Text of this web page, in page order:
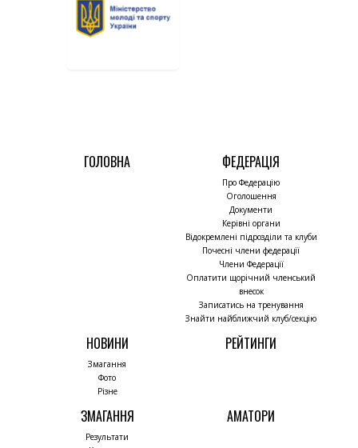
ГОЛОВНА ФЕДЕРАЦІЯ
Про Федерацію
Оголошення
Документи
Керівні органи
Відокремлені підрозділи та клуби
Почесні члени федерації
Члени Федерації
Оплатити щорічний членський
внесок
Записатись на тренування
Знайти найближчий клуб/секцію
НОВИНИ
Змагання
Фото
Різне
РЕЙТИНГИ
ЗМАГАННЯ
Результати
АМАТОРИ